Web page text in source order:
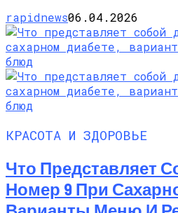
rapidnews06.04.2026
КРАСОТА И ЗДОРОВЬЕ
Что Представляет
Номер 9 При